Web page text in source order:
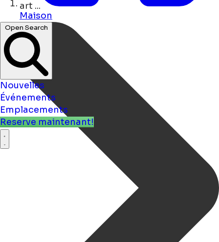
monuments ...
Open Search
Nouvelles
Événements
Emplacements
Reserve maintenant!
Maison